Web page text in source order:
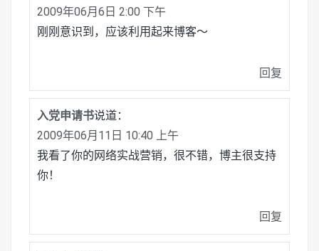
2009年06月6日 2:00 下午
刚刚意识到，应该利用起来博客～
回复
入党申请书说道：
2009年06月11日 10:40 上午
我看了你的网络实战营销，很不错，博主很支持
你！
回复